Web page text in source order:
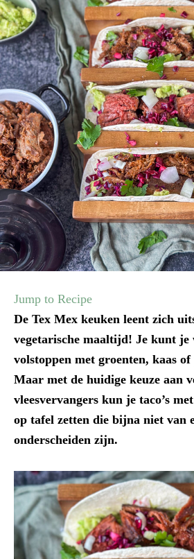
Jump to Recipe
De Tex Mex keuken leent zich
vegetarische maaltijd! Je kunt
volstoppen met groenten, kaas
Maar met de huidige keuze aan
vleesvervangers kun je taco’s
op tafel zetten die bijna niet van
onderscheiden zijn.